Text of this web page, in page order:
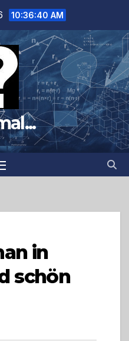
10:36:41 AM
in
schön